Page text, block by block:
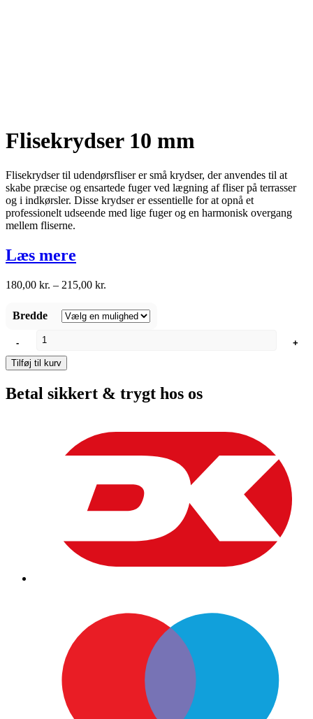
Flisekrydser 10 mm
Flisekrydser til udendørsfliser er små krydser, der anvendes til at
skabe præcise og ensartede fuger ved lægning af fliser på terrasser
og i indkørsler. Disse krydser er essentielle for at opnå et
professionelt udseende med lige fuger og en harmonisk overgang
mellem fliserne.
Læs mere
180,00 kr. – 215,00 kr.
til
215,00 kr.
Bredde
Flisekrydser
mm
antal
-
+
Tilføj til kurv
Betal sikkert & trygt hos os